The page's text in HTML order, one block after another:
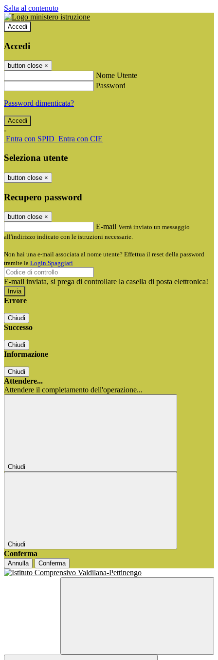
Salta al contenuto
Accedi
Accedi
button close ×
Nome Utente
Password
Password dimenticata?
-
Entra con SPID Entra con CIE
Seleziona utente
button close ×
Recupero password
button close ×
E-mail Verrà inviato un messaggio
all'indirizzo indicato con le istruzioni necessarie.
Non hai una e-mail associata al nome utente? Effettua il reset della password
tramite la Login Spaggiari
E-mail inviata, si prega di controllare la casella di posta elettronica!
Errore
Chiudi
Successo
Chiudi
Informazione
Chiudi
Attendere...
Attendere il completamento dell'operazione...
Chiudi
Chiudi
Conferma
Annulla Conferma